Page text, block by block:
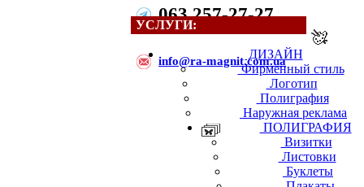
063 257-27-27
info@ra-magnit.com.ua
УСЛУГИ:
ДИЗАЙН
Фирменный стиль
Логотип
Полиграфия
Наружная реклама
ПОЛИГРАФИЯ
Визитки
Листовки
Буклеты